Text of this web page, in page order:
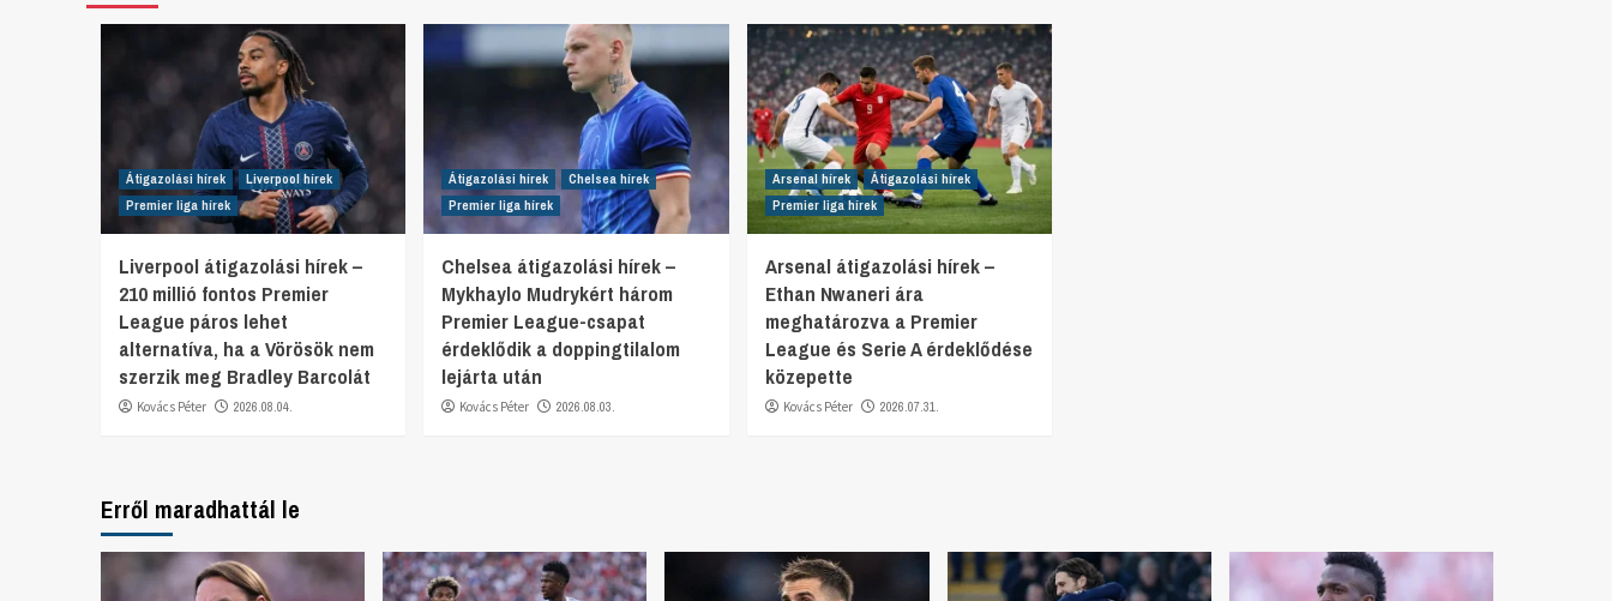
Átigazolási hírek
Liverpool hírek
Premier liga hírek
Liverpool átigazolási hírek –
210 millió fontos Premier
League páros lehet
alternatíva, ha a Vörösök nem
szerzik meg Bradley Barcolát
Kovács Péter 2026.08.04.
Átigazolási hírek
Chelsea hírek
Premier liga hírek
Chelsea átigazolási hírek –
Mykhaylo Mudrykért három
Premier League-csapat
érdeklődik a doppingtilalom
lejárta után
Kovács Péter 2026.08.03.
Arsenal hírek
Átigazolási hírek
Premier liga hírek
Arsenal átigazolási hírek –
Ethan Nwaneri ára
meghatározva a Premier
League és Serie A érdeklődése
közepette
Kovács Péter 2026.07.31.
Erről maradhattál le